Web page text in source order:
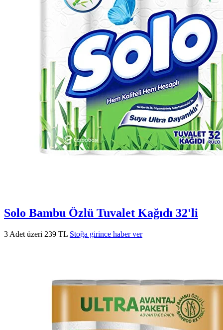
Solo Bambu Özlü Tuvalet Kağıdı 32'li
3 Adet üzeri 239 TL Stoğa girince haber ver